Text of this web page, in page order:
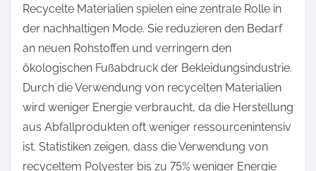
Recycelte Materialien spielen eine zentrale Rolle in
der nachhaltigen Mode. Sie reduzieren den Bedarf
an neuen Rohstoffen und verringern den
ökologischen Fußabdruck der Bekleidungsindustrie.
Durch die Verwendung von recycelten Materialien
wird weniger Energie verbraucht, da die Herstellung
aus Abfallprodukten oft weniger ressourcenintensiv
ist. Statistiken zeigen, dass die Verwendung von
recyceltem Polyester bis zu 75% weniger Energie